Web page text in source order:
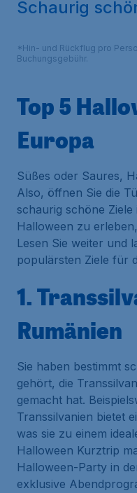
Schaurig
*Hin- und Rückflug pro
Buchungsgebühr.
Top 5
Europa
Süßes oder Saures,
Also, öffnen Sie die
schaurig schöne
Halloween zu
Lesen Sie weiter und
populärsten Ziele für
1.
Rumänien
Sie haben bestimmt
gehört, die
gemacht hat.
Transsilvanien bietet
was sie zu einem
Halloween Kurztrip
Halloween-Party in
exklusive